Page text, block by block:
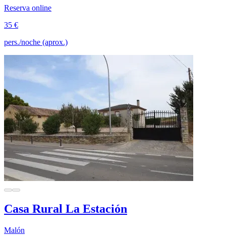
Reserva online
35 €
pers./noche (aprox.)
Casa Rural La Estación
Malón